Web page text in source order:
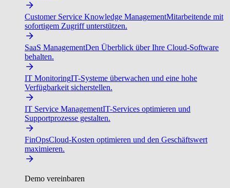
Customer Service Knowledge ManagementMitarbeitende mit
sofortigem Zugriff unterstützen.
SaaS ManagementDen Überblick über Ihre Cloud-Software
behalten.
IT MonitoringIT-Systeme überwachen und eine hohe
Verfügbarkeit sicherstellen.
IT Service ManagementIT-Services optimieren und
Supportprozesse gestalten.
FinOpsCloud-Kosten optimieren und den Geschäftswert
maximieren.
Demo vereinbaren